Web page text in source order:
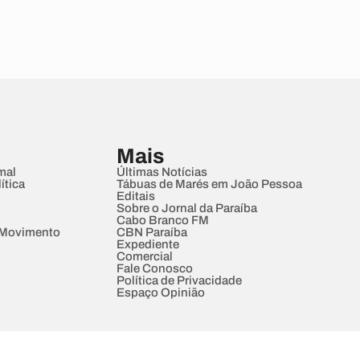
Mais
Últimas Notícias
Tábuas de Marés em João Pessoa
Editais
Sobre o Jornal da Paraíba
Cabo Branco FM
CBN Paraíba
Expediente
Comercial
Fale Conosco
Política de Privacidade
Espaço Opinião